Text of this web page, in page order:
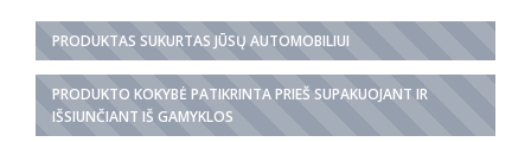
PRODUKTAS SUKURTAS JŪSŲ AUTOMOBILIUI
PRODUKTO KOKYBĖ PATIKRINTA PRIEŠ SUPAKUOJANT IR
IŠSIUNČIANT IŠ GAMYKLOS